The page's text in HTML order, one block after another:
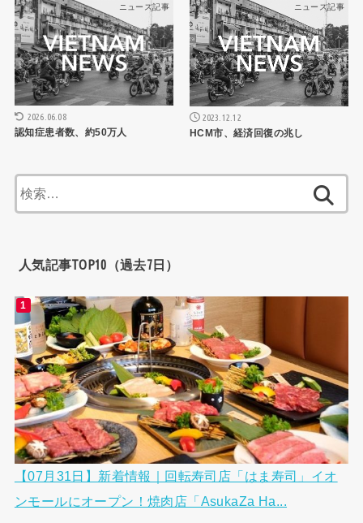
ニュース記事
2026.06.08
認知症患者数、約50万人
ニュース記事
2023.12.12
HCM市、経済回復の兆し
索:
人気記事TOP10（過去7日）
【07月31日】新着情報｜回転寿司店「はま寿司」イオ
ンモールにオープン！焼肉店「AsukaZa Ha...